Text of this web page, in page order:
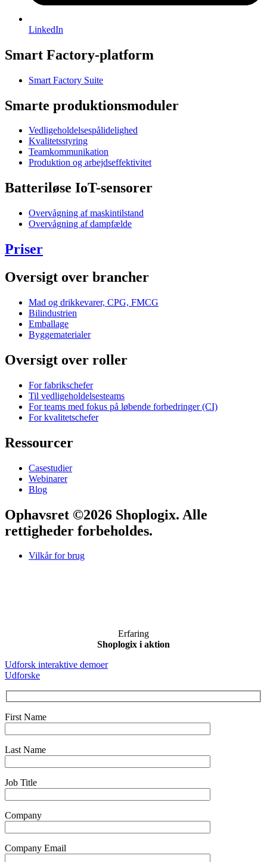
LinkedIn
Smart Factory-platform
Smart Factory Suite
Smarte produktionsmoduler
Vedligeholdelsespålidelighed
Kvalitetsstyring
Teamkommunikation
Produktion og arbejdseffektivitet
Batteriløse IoT-sensorer
Overvågning af maskintilstand
Overvågning af dampfælde
Priser
Oversigt over brancher
Mad og drikkevarer, CPG, FMCG
Bilindustrien
Emballage
Byggematerialer
Oversigt over roller
For fabrikschefer
Til vedligeholdelsesteams
For teams med fokus på løbende forbedringer (CI)
For kvalitetschefer
Ressourcer
Casestudier
Webinarer
Blog
Ophavsret ©2026 Shoplogix. Alle
rettigheder forbeholdes.
Vilkår for brug
Erfaring
Shoplogix i aktion
Udforsk interaktive demoer
Udforske
First Name
Last Name
Job Title
Company
Company Email